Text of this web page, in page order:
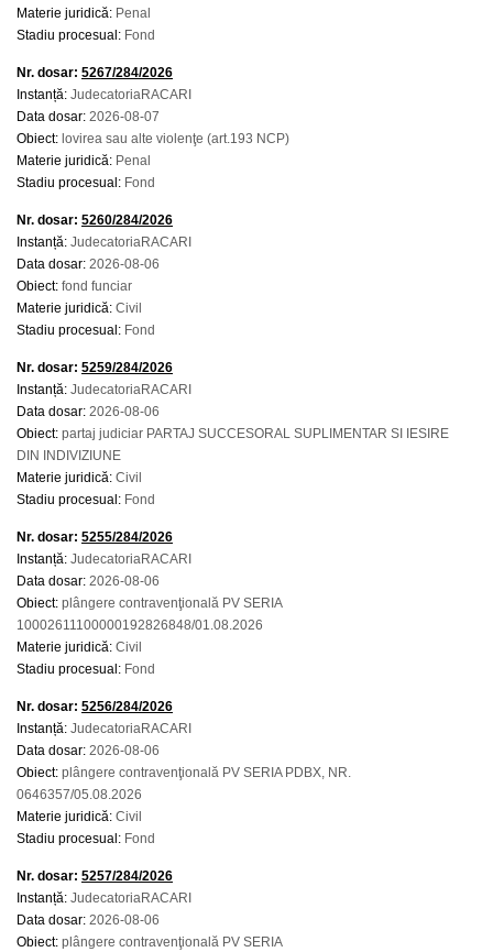
Materie juridică: Penal
Stadiu procesual: Fond
Nr. dosar: 5267/284/2026
Instanță: JudecatoriaRACARI
Data dosar: 2026-08-07
Obiect: lovirea sau alte violenţe (art.193 NCP)
Materie juridică: Penal
Stadiu procesual: Fond
Nr. dosar: 5260/284/2026
Instanță: JudecatoriaRACARI
Data dosar: 2026-08-06
Obiect: fond funciar
Materie juridică: Civil
Stadiu procesual: Fond
Nr. dosar: 5259/284/2026
Instanță: JudecatoriaRACARI
Data dosar: 2026-08-06
Obiect: partaj judiciar PARTAJ SUCCESORAL SUPLIMENTAR SI IESIRE
DIN INDIVIZIUNE
Materie juridică: Civil
Stadiu procesual: Fond
Nr. dosar: 5255/284/2026
Instanță: JudecatoriaRACARI
Data dosar: 2026-08-06
Obiect: plângere contravenţională PV SERIA
10002611100000192826848/01.08.2026
Materie juridică: Civil
Stadiu procesual: Fond
Nr. dosar: 5256/284/2026
Instanță: JudecatoriaRACARI
Data dosar: 2026-08-06
Obiect: plângere contravenţională PV SERIA PDBX, NR.
0646357/05.08.2026
Materie juridică: Civil
Stadiu procesual: Fond
Nr. dosar: 5257/284/2026
Instanță: JudecatoriaRACARI
Data dosar: 2026-08-06
Obiect: plângere contravenţională PV SERIA